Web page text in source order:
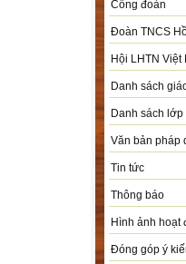
Công đoàn
Đoàn TNCS
Hội LHTN Việt
Danh sách
Danh sách lớp
Văn bản pháp
Tin tức
Thông báo
Hình ảnh hoạt
Đóng góp ý